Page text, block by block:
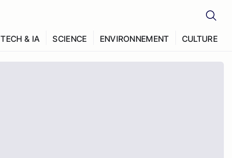
TECH & IA SCIENCE ENVIRONNEMENT CULTURE